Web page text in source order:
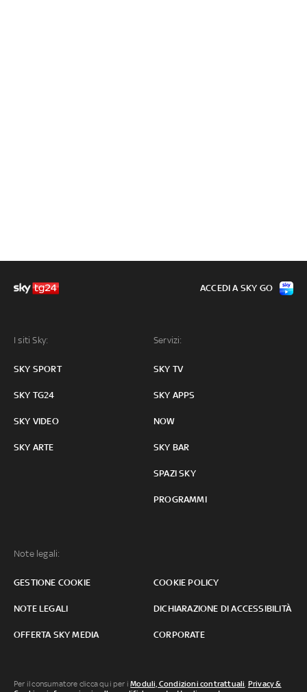
I siti Sky:
SKY SPORT
SKY TG24
SKY VIDEO
SKY ARTE
Servizi:
SKY TV
SKY APPS
NOW
SKY BAR
SPAZI SKY
PROGRAMMI
Note legali:
GESTIONE COOKIE COOKIE POLICY
NOTE LEGALI DICHIARAZIONE DI ACCESSIBILITÀ
OFFERTA SKY MEDIA CORPORATE
ACCEDI A SKY GO
Per il consumatore clicca qui per iModuli, Condizioni contrattuali, Privacy &